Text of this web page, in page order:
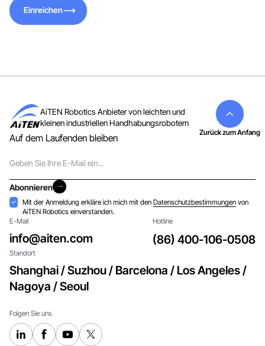
Einreichen
AiTEN Robotics Anbieter von leichten und
kleinen industriellen Handhabungsrobotern
Auf dem Laufenden bleiben
Mail
Abonnieren
Abonnieren
Akzeptanz
Mit der Anmeldung erkläre ich mich mit den Datenschutzbestimmungenvon
AiTEN Robotics einverstanden.
E-Mail
info@aiten.com
Hotline
(86) 400-106-0508
Standort
Shanghai / Suzhou / Barcelona / Los Angeles /
Nagoya / Seoul
Folgen Sie uns
Zurück zum Anfang